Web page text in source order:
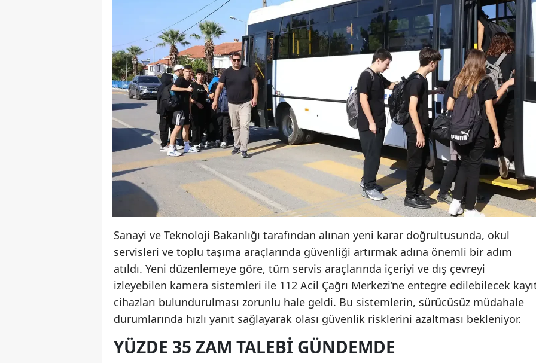
Sanayi ve Teknoloji Bakanlığı tarafından alınan yeni karar doğrultusunda, okul
servisleri ve toplu taşıma araçlarında güvenliği artırmak adına önemli bir adım
atıldı. Yeni düzenlemeye göre, tüm servis araçlarında içeriyi ve dış çevreyi
izleyebilen kamera sistemleri ile 112 Acil Çağrı Merkezi’ne entegre edilebilecek
cihazları bulundurulması zorunlu hale geldi. Bu sistemlerin, sürücüsüz müdahale
durumlarında hızlı yanıt sağlayarak olası güvenlik risklerini azaltması bekleniyor.
YÜZDE 35 ZAM TALEBI GÜNDEMDE